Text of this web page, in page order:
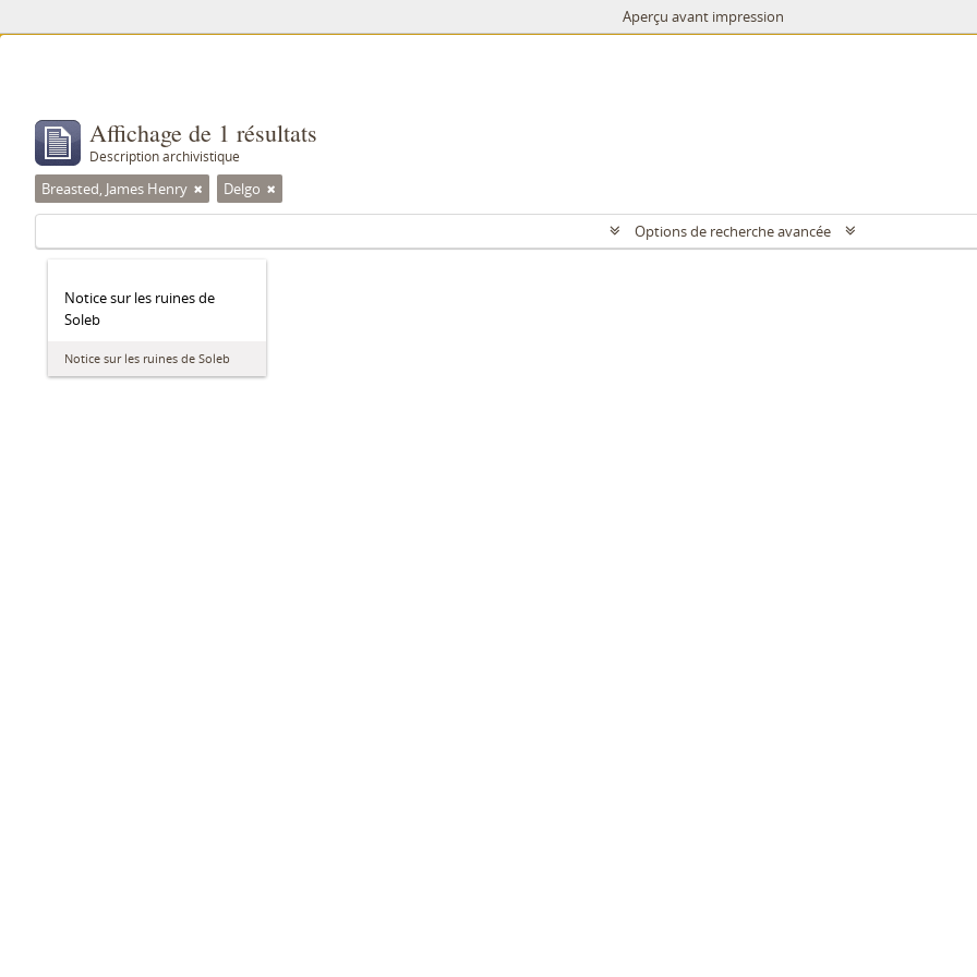
Aperçu avant impression
Affichage de 1 résultats
Description archivistique
Breasted, James Henry Delgo
Options de recherche avancée
Notice sur les ruines de
Soleb
Notice sur les ruines de Soleb